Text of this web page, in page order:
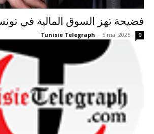
فضيحة تهز السوق المالية في
Tunisie Telegraph - 5 mai 2025 0